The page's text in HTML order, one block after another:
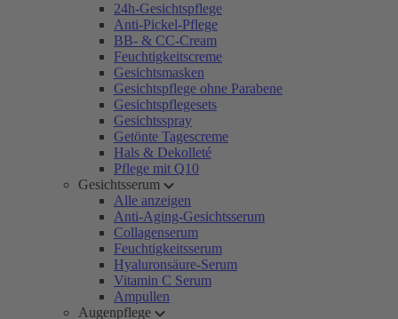
24h-Gesichtspflege
Anti-Pickel-Pflege
BB- & CC-Cream
Feuchtigkeitscreme
Gesichtsmasken
Gesichtspflege ohne Parabene
Gesichtspflegesets
Gesichtsspray
Getönte Tagescreme
Hals & Dekolleté
Pflege mit Q10
Gesichtsserum
Alle anzeigen
Anti-Aging-Gesichtsserum
Collagenserum
Feuchtigkeitsserum
Hyaluronsäure-Serum
Vitamin C Serum
Ampullen
Augenpflege